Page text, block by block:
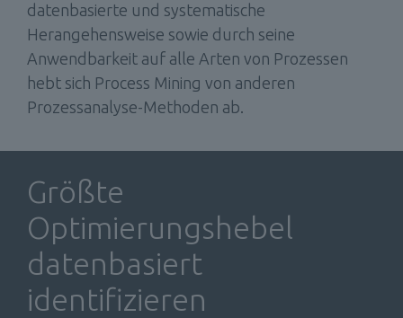
datenbasierte und systematische
Herangehensweise sowie durch seine
Anwendbarkeit auf alle Arten von Prozessen
hebt sich Process Mining von anderen
Prozessanalyse-Methoden ab.
Größte
Optimierungshebel
datenbasiert
identifizieren